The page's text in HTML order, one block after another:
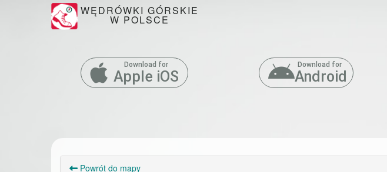
WĘDRÓWKI GÓRSKIE
W POLSCE
Download for
Apple iOS
Download for
Android
Powrót do mapy